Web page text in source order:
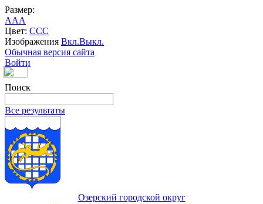
Размер:
AAA
Цвет: CCC
Изображения Вкл.Выкл.
Обычная версия сайта
Войти
Поиск
Все результаты
Озерский городской округ